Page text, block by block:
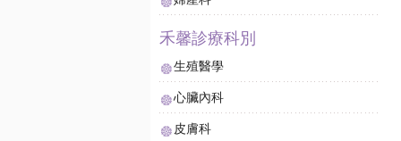
生殖醫學
心臟內科
皮膚科